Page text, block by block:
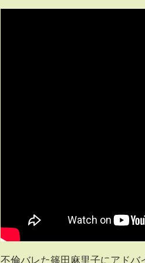
不倫バレた篠田麻里子にアドバ